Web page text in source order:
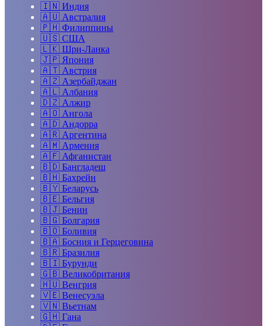
🇮🇳 Индия
🇦🇺 Австралия
🇵🇭 Филиппины
🇺🇸 США
🇱🇰 Шри-Ланка
🇯🇵 Япония
🇦🇹 Австрия
🇦🇿 Азербайджан
🇦🇱 Албания
🇩🇿 Алжир
🇦🇴 Ангола
🇦🇩 Андорра
🇦🇷 Аргентина
🇦🇲 Армения
🇦🇫 Афганистан
🇧🇩 Бангладеш
🇧🇭 Бахрейн
🇧🇾 Беларусь
🇧🇪 Бельгия
🇧🇯 Бенин
🇧🇬 Болгария
🇧🇴 Боливия
🇧🇦 Босния и Герцеговина
🇧🇷 Бразилия
🇧🇮 Бурунди
🇬🇧 Великобритания
🇭🇺 Венгрия
🇻🇪 Венесуэла
🇻🇳 Вьетнам
🇬🇭 Гана